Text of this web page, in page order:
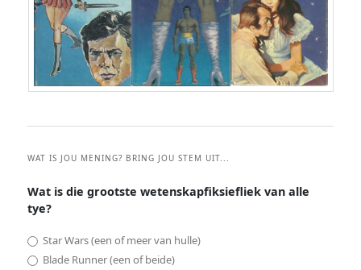
WAT IS JOU MENING? BRING JOU STEM UIT...
Wat is die grootste wetenskapfiksiefliek van alle
tye?
Star Wars (een of meer van hulle)
Blade Runner (een of beide)